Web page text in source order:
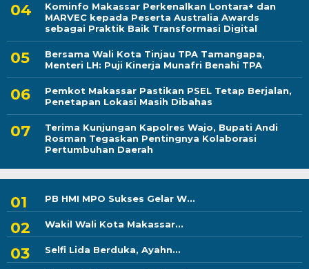
Kominfo Makassar Perkenalkan Lontara+ dan
MARVEC kepada Peserta Australia Awards
sebagai Praktik Baik Transformasi Digital
Bersama Wali Kota Tinjau TPA Tamangapa,
Menteri LH: Puji Kinerja Munafri Benahi TPA
Pemkot Makassar Pastikan PSEL Tetap Berjalan,
Penetapan Lokasi Masih Dibahas
Terima Kunjungan Kapolres Wajo, Bupati Andi
Rosman Tegaskan Pentingnya Kolaborasi
Pertumbuhan Daerah
PB HMI MPO Sukses Gelar W...
Wakil Wali Kota Makassar...
Selfi Lida Berduka, Ayahn...